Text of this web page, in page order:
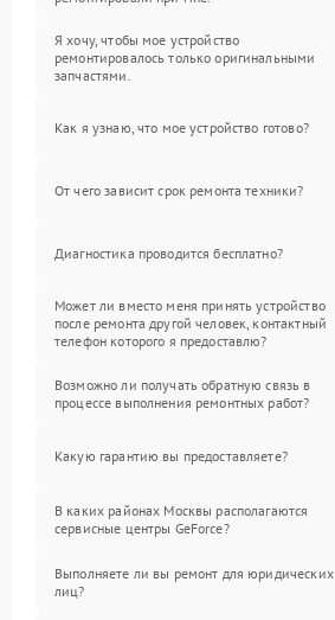
Я хочу, чтобы мое устройство
ремонтировалось только оригинальными
запчастями.
Как я узнаю, что мое устройство готово?
От чего зависит срок ремонта техники?
Диагностика проводится бесплатно?
Может ли вместо меня принять устройство
после ремонта другой человек, контактный
телефон которого я предоставлю?
Возможно ли получать обратную связь в
процессе выполнения ремонтных работ?
Какую гарантию вы предоставляете?
В каких районах Москвы располагаются
сервисные центры GeForce?
Выполняете ли вы ремонт для юридических
лиц?